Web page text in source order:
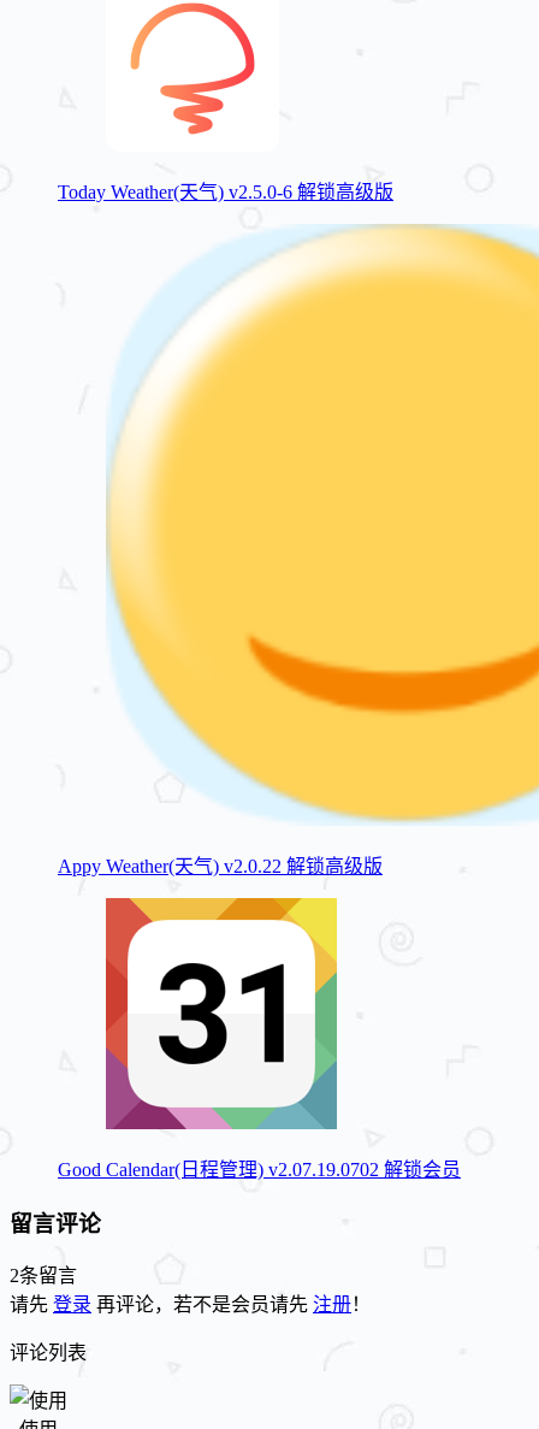
Today Weather(天气) v2.5.0-6 解锁高级版
Appy Weather(天气) v2.0.22 解锁高级版
Good Calendar(日程管理) v2.07.19.0702 解锁会员
留言评论
2条留言
请先 登录 再评论，若不是会员请先 注册！
评论列表